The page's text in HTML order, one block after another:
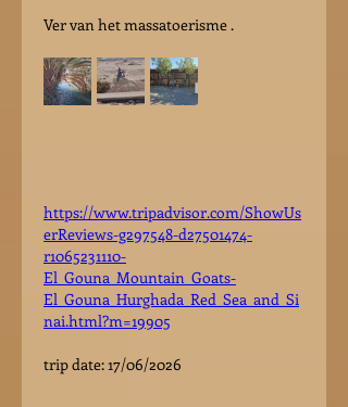
Ver van het massatoerisme .
https://www.tripadvisor.com/ShowUs
erReviews-g297548-d27501474-
r1065231110-
El_Gouna_Mountain_Goats-
El_Gouna_Hurghada_Red_Sea_and_Si
nai.html?m=19905
trip date: 17/06/2026